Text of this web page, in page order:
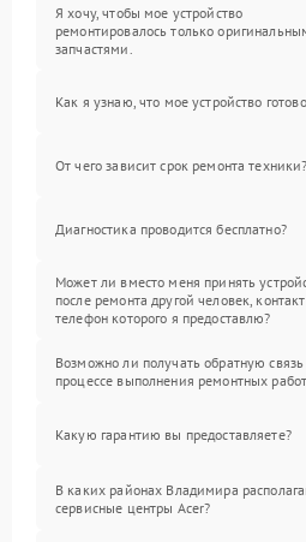
Я хочу, чтобы мое устройство
ремонтировалось только
запчастями.
Как я узнаю, что мое устройство
От чего зависит срок ремонта техники?
Диагностика проводится бесплатно?
Может ли вместо меня принять
после ремонта другой человек,
телефон которого я предоставлю?
Возможно ли получать обратную связь
процессе выполнения ремонтных
Какую гарантию вы предоставляете?
В каких районах Владимира
сервисные центры Acer?